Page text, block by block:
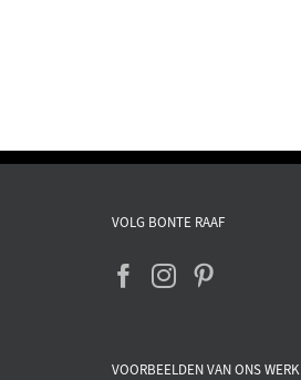
VOLG BONTE RAAF
VOORBEELDEN VAN ONS WERK